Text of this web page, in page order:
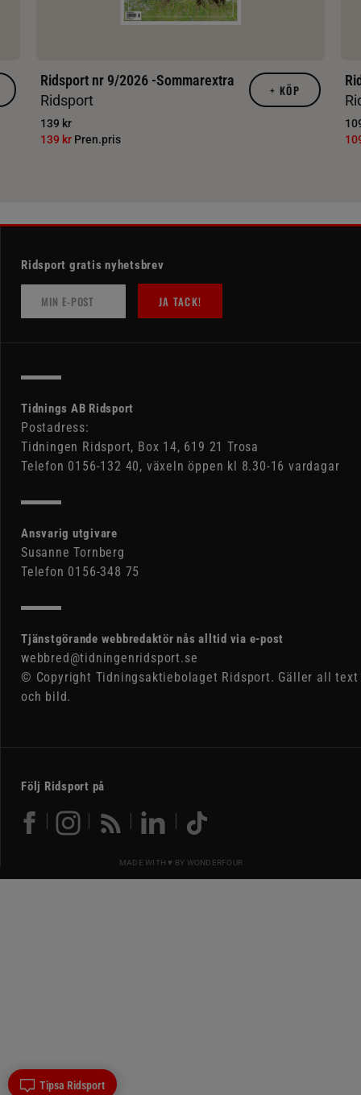
Ridsport nr 9/2026 -Sommarextra
Ridsport
139 kr
139 kr Pren.pris
+ KÖP
Tipsa Ridsport
Ridsport gratis nyhetsbrev
JA TACK!
Tidnings AB Ridsport
Postadress:
Tidningen Ridsport, Box 14, 619 21 Trosa
Telefon 0156-132 40, växeln öppen kl 8.30-16 vardagar
Ansvarig utgivare
Susanne Tornberg
Telefon 0156-348 75
Tjänstgörande webbredaktör nås alltid via e-post
webbred@tidningenridsport.se
© Copyright Tidningsaktiebolaget Ridsport. Gäller all text
och bild.
Följ Ridsport på
MADE WITH ♥ BY WONDERFOUR